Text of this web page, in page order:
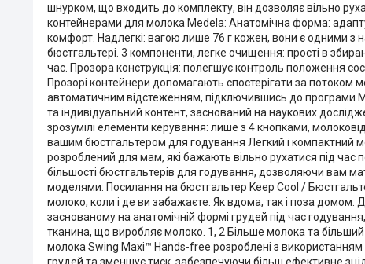
шнурком, що входить до комплекту, він дозволяє вільно
контейнерами для молока Medela: Анатомічна форма:
комфорт. Надлегкі: вагою лише 76 г кожен, вони є одними з
бюстгальтері. 3 компоненти, легке очищення: прості в
час. Прозора конструкція: полегшує контроль положення
Прозорі контейнери допомагають спостерігати за потоком
автоматичним відстеженням, підключившись до програми
та індивідуальний контент, заснований на наукових
зрозумілі елементи керування: лише з 4 кнопками,
вашим бюстгальтером для годування Легкий і компактний
розроблений для мам, які бажають вільно рухатися під
більшості бюстгальтерів для годування, дозволяючи вам
моделями: Посилання на бюстгальтер Keep Cool /
молоко, коли і де ви забажаєте. Як вдома, так і поза
заснованому на анатомічній формі грудей під час
тканина, що виробляє молоко. 1, 2 Більше молока та
молока Swing Maxi™ Hands-free розроблені з
грудей та зменшує тиск, забезпечуючи більш ефективне